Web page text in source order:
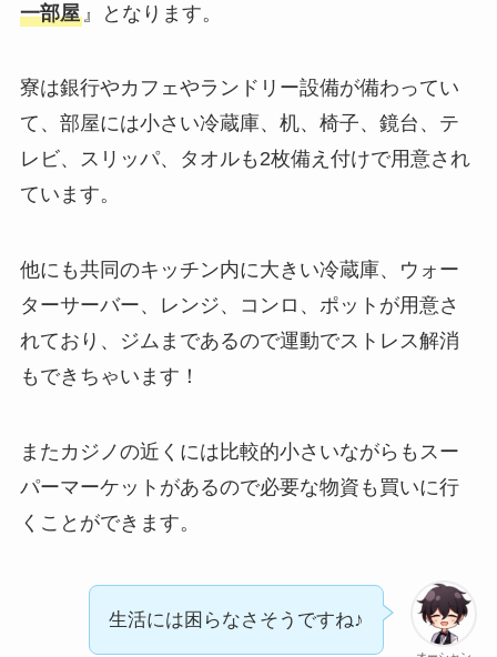
一部屋』となります。
寮は銀行やカフェやランドリー設備が備わってい
て、部屋には小さい冷蔵庫、机、椅子、鏡台、テ
レビ、スリッパ、タオルも2枚備え付けで用意され
ています。
他にも共同のキッチン内に大きい冷蔵庫、ウォー
ターサーバー、レンジ、コンロ、ポットが用意さ
れており、ジムまであるので運動でストレス解消
もできちゃいます！
またカジノの近くには比較的小さいながらもスー
パーマーケットがあるので必要な物資も買いに行
くことができます。
生活には困らなさそうですね♪